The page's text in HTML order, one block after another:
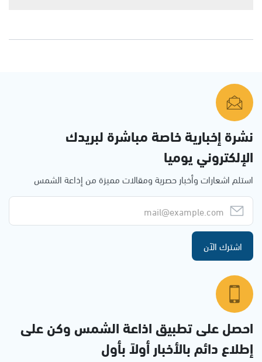
نشرة إخبارية خاصة مباشرة لبريدك
الإلكتروني يوميا
استلم اشعارات وأخبار حصرية ومقالات مميزة من إذاعة الشمس
اشترك الآن
احصل على تطبيق اذاعة الشمس وكن على
إطلاع دائم بالأخبار أولاً بأول